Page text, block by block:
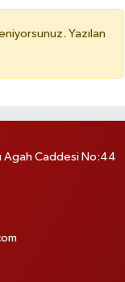
Yazılan
Agah Caddesi No:44